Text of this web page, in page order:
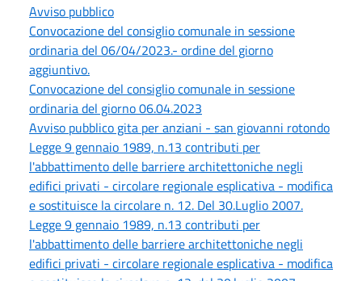
Avviso pubblico
Convocazione del consiglio comunale in sessione
ordinaria del 06/04/2023.- ordine del giorno
aggiuntivo.
Convocazione del consiglio comunale in sessione
ordinaria del giorno 06.04.2023
Avviso pubblico gita per anziani - san giovanni rotondo
Legge 9 gennaio 1989, n.13 contributi per
l'abbattimento delle barriere architettoniche negli
edifici privati - circolare regionale esplicativa - modifica
e sostituisce la circolare n. 12. Del 30.Luglio 2007.
Legge 9 gennaio 1989, n.13 contributi per
l'abbattimento delle barriere architettoniche negli
edifici privati - circolare regionale esplicativa - modifica